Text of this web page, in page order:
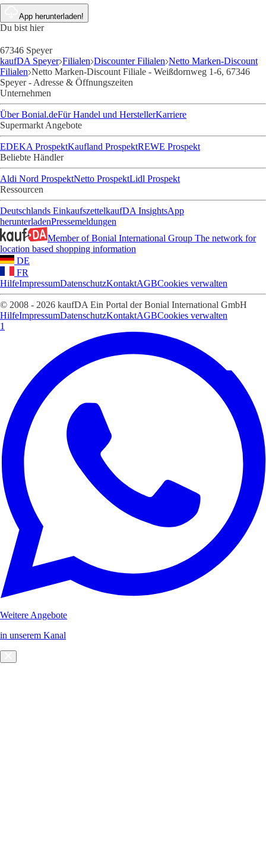
App herunterladen!
Du bist hier
67346 Speyer
kaufDA Speyer Filialen Discounter Filialen Netto Marken-Discount
Filialen Netto Marken-Discount Filiale - Weißdornweg 1-6, 67346
Speyer - Adresse & Öffnungszeiten
Unternehmen
Über Bonial.deFür Handel und HerstellerKarriere
Supermarkt Angebote
EDEKA ProspektKaufland ProspektREWE Prospekt
Beliebte Händler
Aldi Nord ProspektNetto ProspektLidl Prospekt
Ressourcen
Deutschlands EinkaufszettelkaufDA InsightsApp
herunterladenPressemeldungen
Member of Bonial International Group The network for
location based shopping information
DE
FR
HilfeImpressumDatenschutzKontaktAGBCookies verwalten
© 2008 - 2026 kaufDA Ein Portal der Bonial International GmbH
HilfeImpressumDatenschutzKontaktAGBCookies verwalten
1
Weitere Angebote
in unserem Kanal